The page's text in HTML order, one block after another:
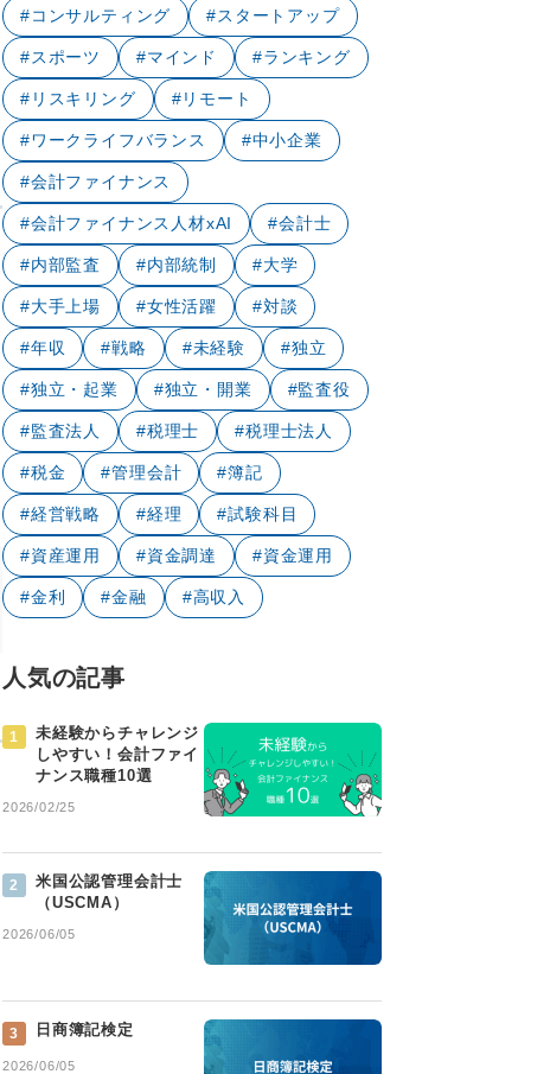
#コンサルティング #スタートアップ
#スポーツ #マインド #ランキング
#リスキリング #リモート
#ワークライフバランス #中小企業
#会計ファイナンス
#会計ファイナンス人材xAI #会計士
#内部監査 #内部統制 #大学
#大手上場 #女性活躍 #対談
#年収 #戦略 #未経験 #独立
#独立・起業 #独立・開業 #監査役
#監査法人 #税理士 #税理士法人
#税金 #管理会計 #簿記
#経営戦略 #経理 #試験科目
#資産運用 #資金調達 #資金運用
#金利 #金融 #高収入
人気の記事
1
未経験からチャレンジ
しやすい！会計ファイ
ナンス職種10選
2026/02/25
2
米国公認管理会計士
（USCMA）
2026/06/05
3 日商簿記検定
2026/06/05